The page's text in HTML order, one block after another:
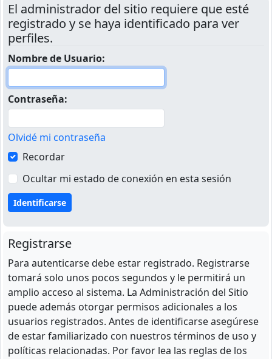
El administrador del sitio requiere que esté
registrado y se haya identificado para ver
perfiles.
Nombre de Usuario:
Contraseña:
Olvidé mi contraseña
Recordar
Ocultar mi estado de conexión en esta sesión
Registrarse
Para autenticarse debe estar registrado. Registrarse
tomará solo unos pocos segundos y le permitirá un
amplio acceso al sistema. La Administración del Sitio
puede además otorgar permisos adicionales a los
usuarios registrados. Antes de identificarse asegúrese
de estar familiarizado con nuestros términos de uso y
políticas relacionadas. Por favor lea las reglas de los